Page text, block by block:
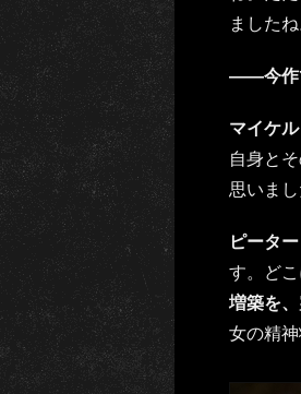
ましたね
――今作
マイケル
自身と
思いまし
ピーター
す。ど
増築を
女の精